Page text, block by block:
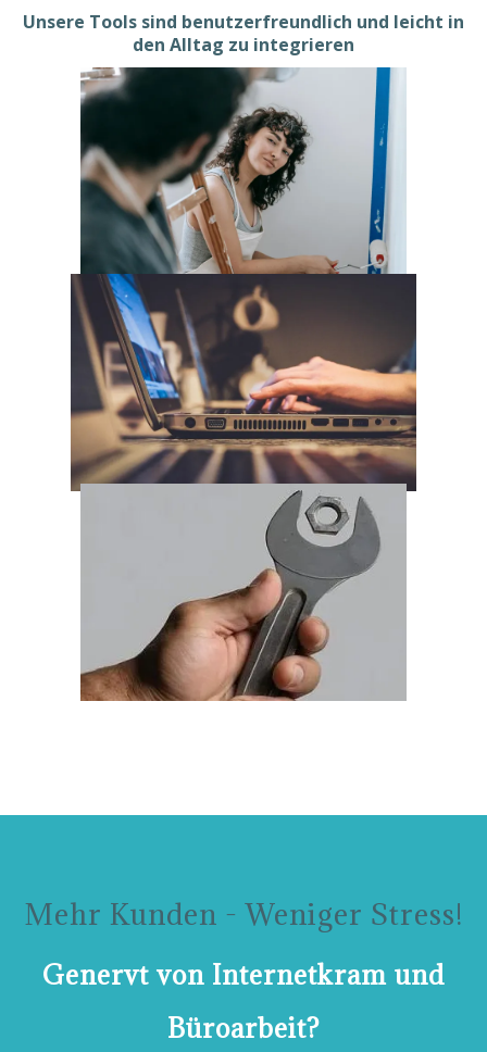
Unsere Tools sind benutzerfreundlich und leicht in
den Alltag zu integrieren
Mehr Kunden - Weniger Stress!
Genervt von Internetkram und
Büroarbeit?